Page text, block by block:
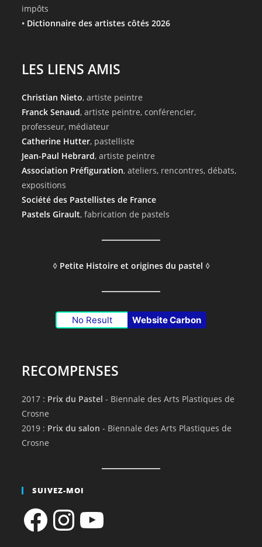
impôts
• Dictionnaire des artistes côtés 2026
LES LIENS AMIS
Christian Nieto, artiste peintre
Franck Senaud, artiste peintre, conférencier,
professeur, médiateur
Catherine Hutter, pastelliste
Jean-Paul Hebrard, artiste peintre
Association Préfiguration, ateliers, rencontres, débats,
expositions
Société des Pastellistes de France
Pastels Girault, fabrication de pastels
◊ Petite Histoire et origines du pastel ◊
No Result Website Carbon
RECOMPENSES
2017 : Prix du Pastel - Biennale des Arts Plastiques de
Crosne
2019 : Prix du salon - Biennale des Arts Plastiques de
Crosne
SUIVEZ-MOI
FacebookInstagramYouTube